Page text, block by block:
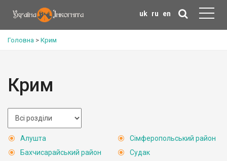
uk ru en
Головна > Крим
Крим
Алушта
Бахчисарайський район
Сімферопольський район
Судак